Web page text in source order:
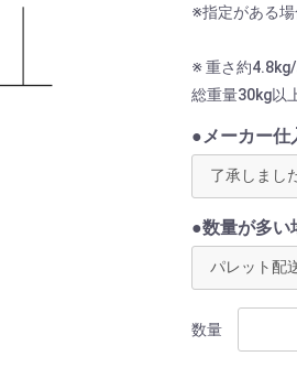
※指定がある場
※ 重さ約
総重量30kg以
●メーカー仕
●数量が多い
数量